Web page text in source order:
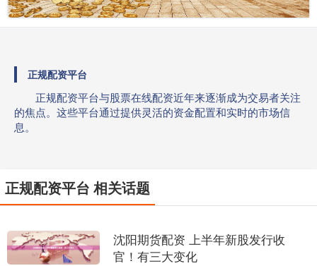
正规配资平台
正规配资平台与股票在线配资近年来逐渐成为交易者关注
的焦点。这些平台通过提供灵活的资金配置和实时的市场信
息。
正规配资平台 相关话题
沈阳期货配资 上半年新股发行收
官！有三大变化